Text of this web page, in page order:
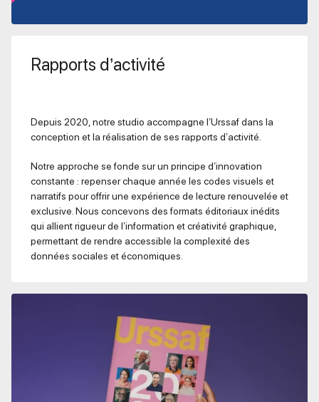
Rapports d’activité
Depuis 2020, notre studio accompagne l’Urssaf dans la
conception et la réalisation de ses rapports d’activité.
Notre approche se fonde sur un principe d’innovation
constante : repenser chaque année les codes visuels et
narratifs pour offrir une expérience de lecture renouvelée et
exclusive. Nous concevons des formats éditoriaux inédits
qui allient rigueur de l’information et créativité graphique,
permettant de rendre accessible la complexité des
données sociales et économiques.